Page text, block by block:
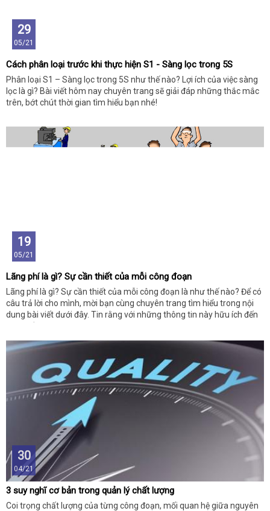
29
05/21
Cách phân loại trước khi thực hiện S1 - Sàng lọc trong 5S
Phân loại S1 – Sàng lọc trong 5S như thế nào? Lợi ích của việc sàng
lọc là gì? Bài viết hôm nay chuyên trang sẽ giải đáp những thắc mắc
trên, bớt chút thời gian tìm hiểu bạn nhé!
19
05/21
Lãng phí là gì? Sự cần thiết của mỗi công đoạn
Lãng phí là gì? Sự cần thiết của mỗi công đoạn là như thế nào? Để có
câu trả lời cho mình, mời bạn cùng chuyên trang tìm hiểu trong nội
dung bài viết dưới đây. Tin rằng với những thông tin này hữu ích đến
30
04/21
3 suy nghĩ cơ bản trong quản lý chất lượng
Coi trọng chất lượng của từng công đoạn, mối quan hệ giữa nguyên